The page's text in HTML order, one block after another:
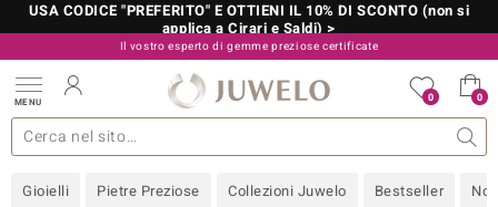
USA CODICE "PREFERITO" E OTTIENI IL 10% DI SCONTO (non si
applica a Cirari e Saldi) >
Il vostro esperto di gemme preziose certificate
800 986 787
MENU 0 0
Gioielli Pietre Preziose Collezioni Juwelo Bestseller
gioielli Design Metallo prezioso Misure anelli
più importanti Pietre preziose per colore Pietre preziose
Informazioni generali Approfondimenti Consigli
Acquistare in diretta Juwelo